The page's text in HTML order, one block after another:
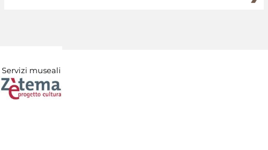
Servizi museali